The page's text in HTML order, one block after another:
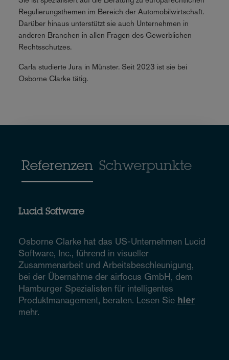
Regulierungsthemen im Bereich der Automobilwirtschaft.
Darüber hinaus unterstützt sie auch Unternehmen in
anderen Branchen in allen Fragen des Gewerblichen
Rechtsschutzes.
Carla studierte Jura in Münster. Seit 2023 ist sie bei
Osborne Clarke tätig.
Referenzen Schwerpunkte
Lucid Software
Osborne Clarke hat das US-Unternehmen Lucid
Software, Inc., führend in visueller
Zusammenarbeit und Arbeitsbeschleunigung,
bei der Übernahme der airfocus GmbH, dem
Hamburger Spezialisten für intelligentes
Produktmanagement, beraten. Lesen Sie hier
mehr.